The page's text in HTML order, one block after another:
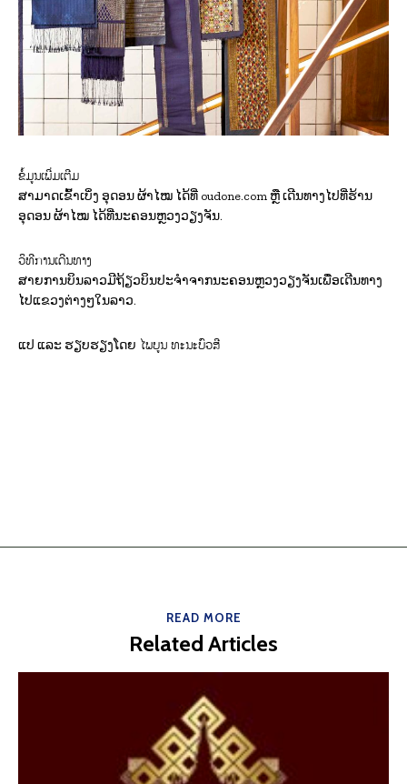
ຂໍ້ມູນເພີ່ມເຕີມ
ສາມາດເຂົ້າເບິ່ງ ອຸດອນ ຜ້າໄໝ ໄດ້ທີ່ oudone.com ຫຼື ເດີນທາງໄປທີ່ຮ້ານ
ອຸດອນ ຜ້າໄໝ ໄດ້ທີ່ນະຄອນຫຼວງວຽງຈັນ.
ວິທີການເດີນທາງ
ສາຍການບິນລາວມີຖ້ຽວບິນປະຈໍາຈາກນະຄອນຫຼວງວຽງຈັນເພື່ອເດີນທາງ
ໄປແຂວງຕ່າງໆໃນລາວ.
ແປ ແລະ ຮຽບຮຽງໂດຍ ໄພບູນ ທະນະບົວສີ
READ MORE
Related Articles